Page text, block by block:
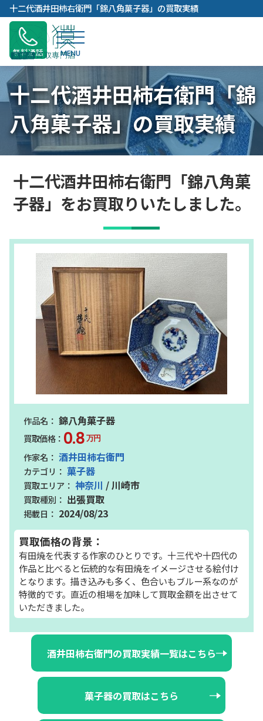
内
容
キ
プ
十二代酒井田柿右衛門「錦八角菓子器」の買取実績
無料通話
十二代酒井田柿右衛門「錦
八角菓子器」の買取実績
十二代酒井田柿右衛門「錦八角菓
子器」をお買取りいたしました。
錦八角菓子器
0.8万円
酒井田柿右衛門
菓子器
神奈川 / 川崎市
出張買取
2024/08/23
買取価格の背景：
有田焼を代表する作家のひとりです。十三代や十四代の
作品と比べると伝統的な有田焼をイメージさせる絵付け
となります。描き込みも多く、色合いもブルー系なのが
特徴的です。直近の相場を加味して買取金額を出させて
いただきました。
酒井田柿右衛門の買取実績一覧はこちら
菓子器の買取はこちら